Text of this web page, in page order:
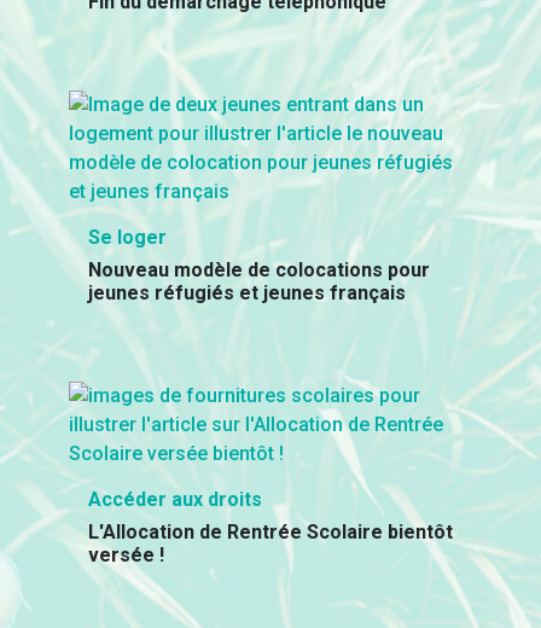
Se loger
Nouveau modèle de colocations pour
jeunes réfugiés et jeunes français
Accéder aux droits
L'Allocation de Rentrée Scolaire bientôt
versée !